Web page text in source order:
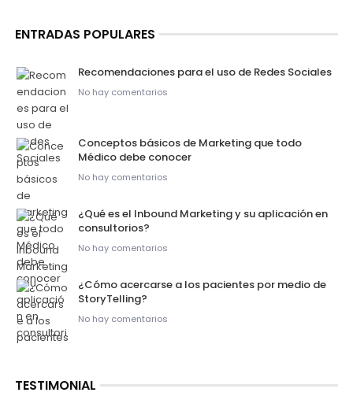
ENTRADAS POPULARES
Recomendaciones para el uso de Redes Sociales
No hay comentarios
Conceptos básicos de Marketing que todo
Médico debe conocer
No hay comentarios
¿Qué es el Inbound Marketing y su aplicación en
consultorios?
No hay comentarios
¿Cómo acercarse a los pacientes por medio de
StoryTelling?
No hay comentarios
TESTIMONIAL